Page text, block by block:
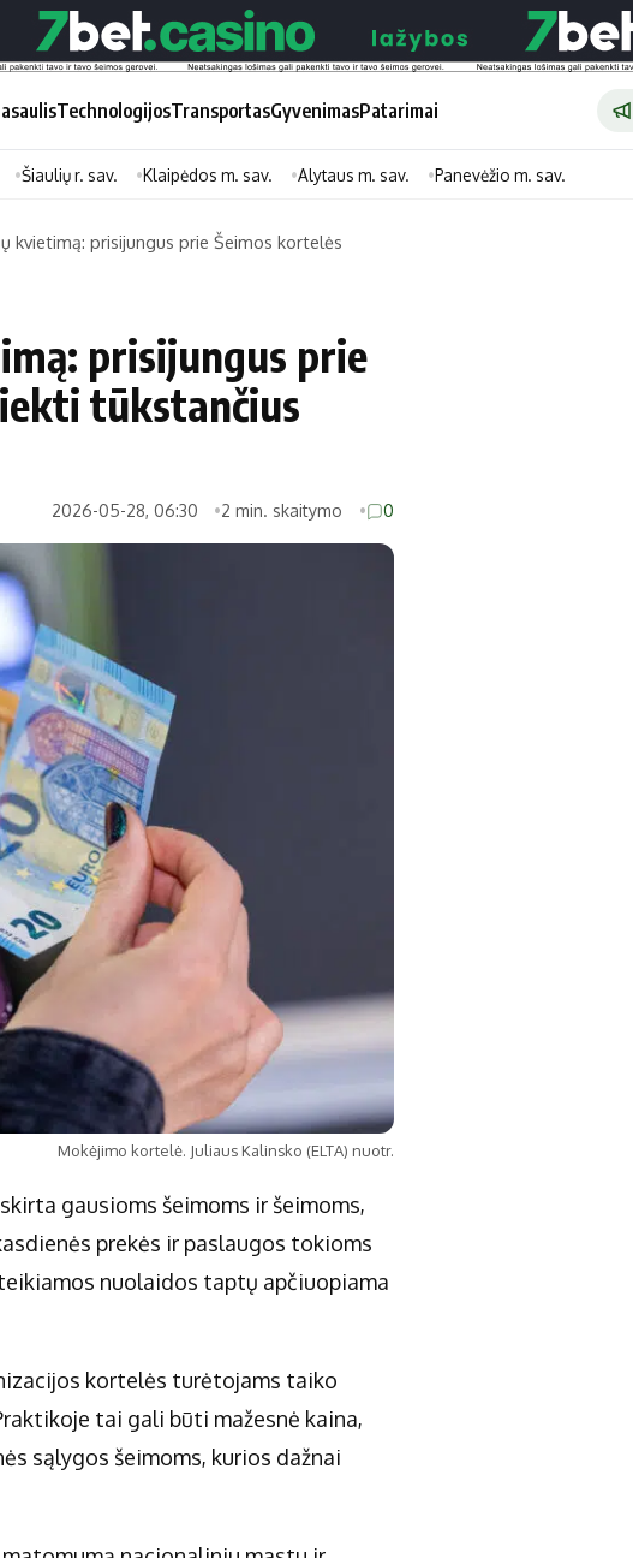
TechnologijosTransportasGyvenimasPatarimai
Kauno miesto
Klaipėdos miesto
Alytaus miesto
Utenos rajono
Palangos miesto
Šiaulių r. sav. Klaipėdos m. sav. Alytaus m. sav. Panevėžio m. sav.
kvietimą: prisijungus prie Šeimos kortelės
prisijungus prie
tūkstančius
2026-05-28, 06:30 2 min. skaitymo 0
Mokėjimo kortelė. Juliaus Kalinsko (ELTA) nuotr.
gausioms šeimoms ir šeimoms,
prekės ir paslaugos tokioms
nuolaidos taptų apčiuopiama
kortelės turėtojams taiko
tai gali būti mažesnė kaina,
sąlygos šeimoms, kurios dažnai